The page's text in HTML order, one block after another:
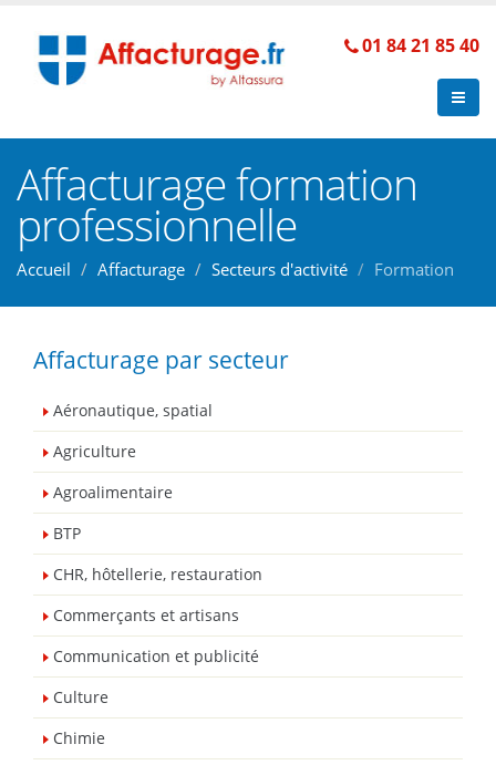
01 84 21 85 40
Affacturage formation
professionnelle
Accueil Affacturage Secteurs d'activité Formation
Affacturage par secteur
Aéronautique, spatial
Agriculture
Agroalimentaire
BTP
CHR, hôtellerie, restauration
Commerçants et artisans
Communication et publicité
Culture
Chimie